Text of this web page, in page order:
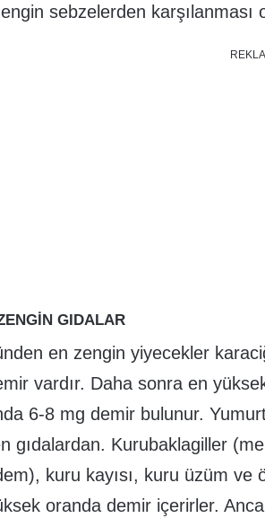
sebzelerden karşılanması
GIDALAR
en zengin yiyecekler
vardır. Daha sonra en
6-8 mg demir bulunur.
gıdalardan. Kurubaklagiller
kuru kayısı, kuru üzüm
oranda demir içerirler.